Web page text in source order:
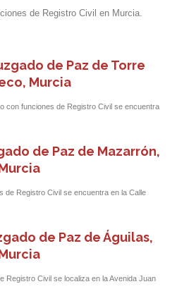
de Registro Civil en Murcia.
de Paz de Torre
Murcia
con funciones de Registro Civil se encuentra
de Paz de Mazarrón,
de Registro Civil se encuentra en la Calle
de Paz de Águilas,
Registro Civil se localiza en la Avenida Juan